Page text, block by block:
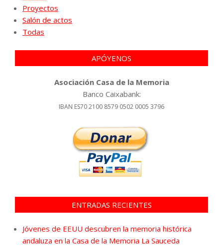
Proyectos
Salón de actos
Todas
APÓYENOS
Asociación Casa de la Memoria
Banco Caixabank:
IBAN ES70 2100 8579 0502 0005 3796
ENTRADAS RECIENTES
Jóvenes de EEUU descubren la memoria histórica
andaluza en la Casa de la Memoria La Sauceda